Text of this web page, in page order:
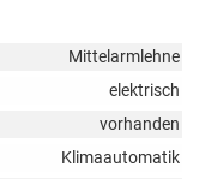
Mittelarmlehne
elektrisch
vorhanden
Klimaautomatik